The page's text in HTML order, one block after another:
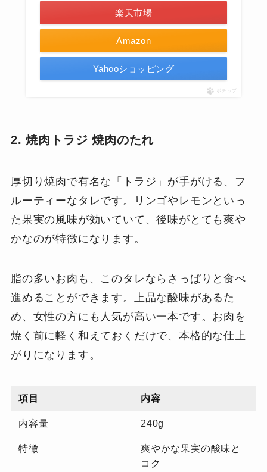
Amazon
楽天市場
Yahooショッピング
ポチップ
2. 焼肉トラジ 焼肉のたれ
厚切り焼肉で有名な「トラジ」が手がける、フ
ルーティーなタレです。リンゴやレモンといっ
た果実の風味が効いていて、後味がとても爽や
かなのが特徴になります。
脂の多いお肉も、このタレならさっぱりと食べ
進めることができます。上品な酸味があるた
め、女性の方にも人気が高い一本です。お肉を
焼く前に軽く和えておくだけで、本格的な仕上
がりになります。
項目 内容
内容量 240g
特徴
爽やかな果実の酸味と
コク